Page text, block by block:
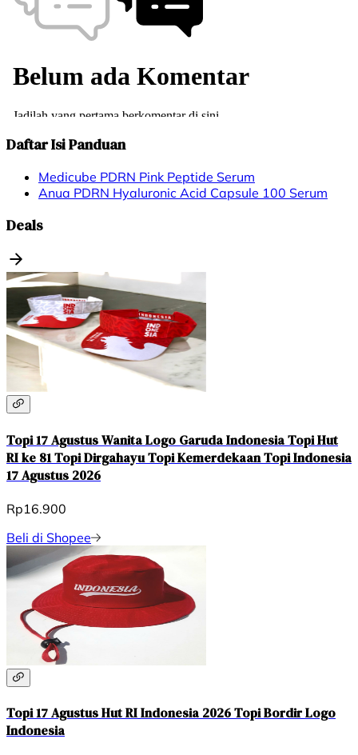
Daftar Isi Panduan
Medicube PDRN Pink Peptide Serum
Anua PDRN Hyaluronic Acid Capsule 100 Serum
Deals
Topi 17 Agustus Wanita Logo Garuda Indonesia Topi Hut
RI ke 81 Topi Dirgahayu Topi Kemerdekaan Topi Indonesia
17 Agustus 2026
Rp16.900
Beli di Shopee
Topi 17 Agustus Hut RI Indonesia 2026 Topi Bordir Logo
Indonesia